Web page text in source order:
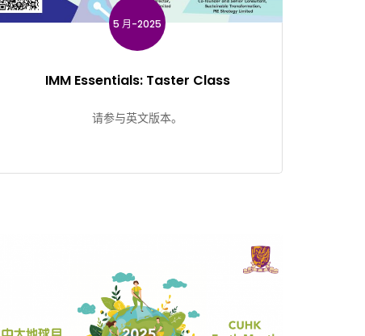
5 月-2025
IMM Essentials: Taster Class
请参与英文版本。